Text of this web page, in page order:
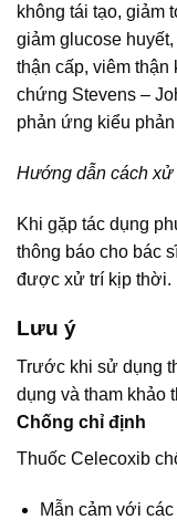
không tái tạo, giảm
giảm glucose
thận cấp, viêm thận
chứng Stevens –
phản ứng kiểu
Hướng dẫn cách xử
Khi gặp tác dụng
thông báo cho bác
được xử trí kịp thời.
Lưu ý
Trước khi sử dụng
dụng và tham khảo
Chống chỉ định
Thuốc Celecoxib
Mẫn cảm với